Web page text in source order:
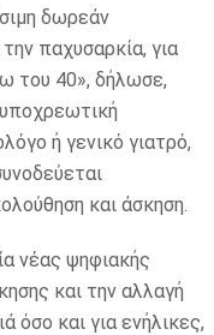
δωρεάν
παχυσαρκία, για
του 40», δήλωσε,
ή γενικό γιατρό,
και άσκηση.
νέας ψηφιακής
και την αλλαγή
όσο και για ενήλικες,